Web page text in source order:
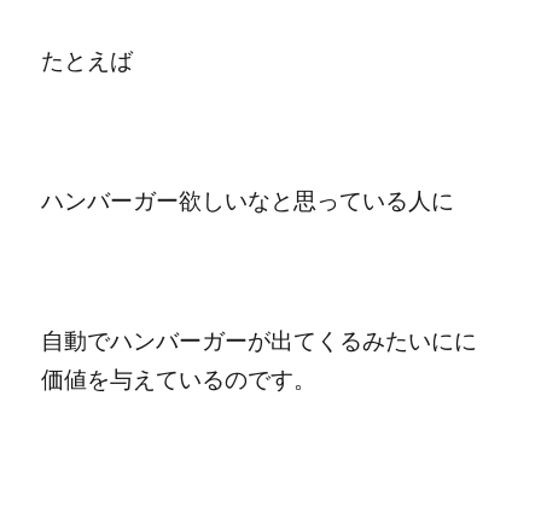
たとえば
ハンバーガー欲しいなと思っている人に
自動でハンバーガーが出てくるみたいにに
価値を与えているのです。